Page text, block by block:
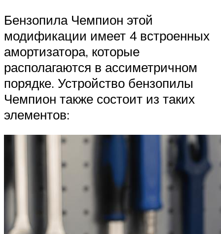
Бензопила Чемпион этой
модификации имеет 4 встроенных
амортизатора, которые
располагаются в ассиметричном
порядке. Устройство бензопилы
Чемпион также состоит из таких
элементов: